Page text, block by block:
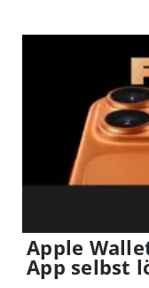
Apple
App selbst